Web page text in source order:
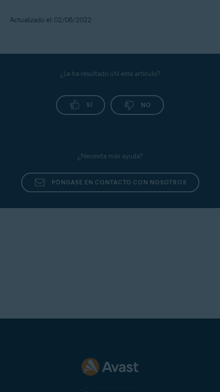
Actualizado el: 02/06/2022
¿Le ha resultado útil este artículo?
SÍ NO
¿Necesita más ayuda?
PÓNGASE EN CONTACTO CON NOSOTROS